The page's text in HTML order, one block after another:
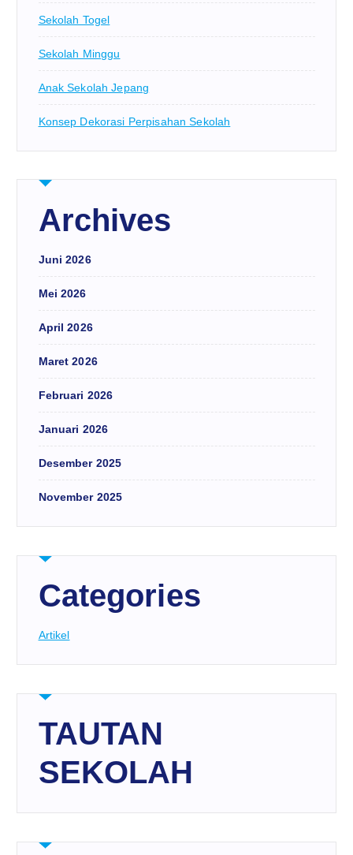
Sekolah Togel
Sekolah Minggu
Anak Sekolah Jepang
Konsep Dekorasi Perpisahan Sekolah
Archives
Juni 2026
Mei 2026
April 2026
Maret 2026
Februari 2026
Januari 2026
Desember 2025
November 2025
Categories
Artikel
TAUTAN
SEKOLAH